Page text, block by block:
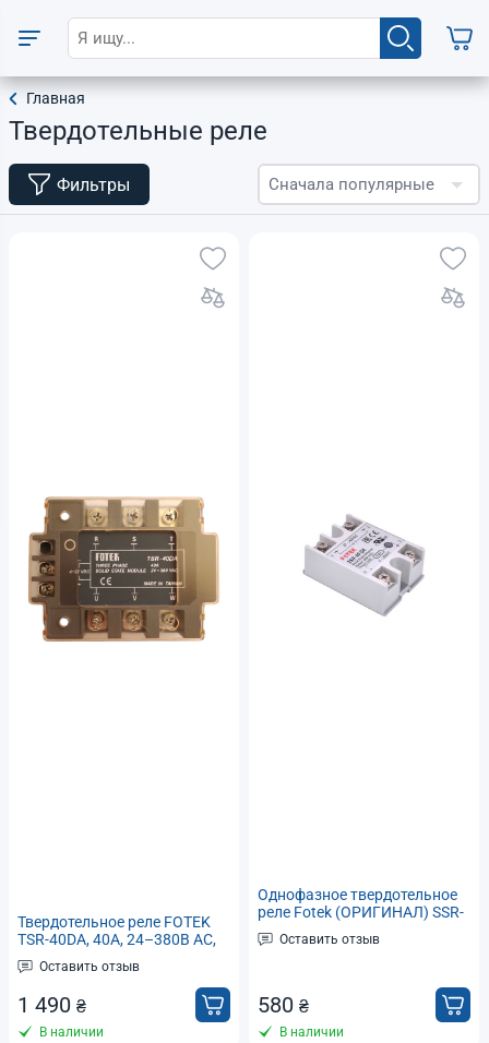
Главная
Твердотельные реле
Фильтры Сначала популярные
Твердотельное реле FOTEK
TSR-40DA, 40А, 24–380В AC,
управление 4–32В DC
Оставить отзыв
1 490 ₴
В наличии
Однофазное твердотельное
реле Fotek (ОРИГИНАЛ) SSR-
40DA тип DC-AC, Imax 40А 24-
380В переменного тока
Оставить отзыв
580 ₴
В наличии